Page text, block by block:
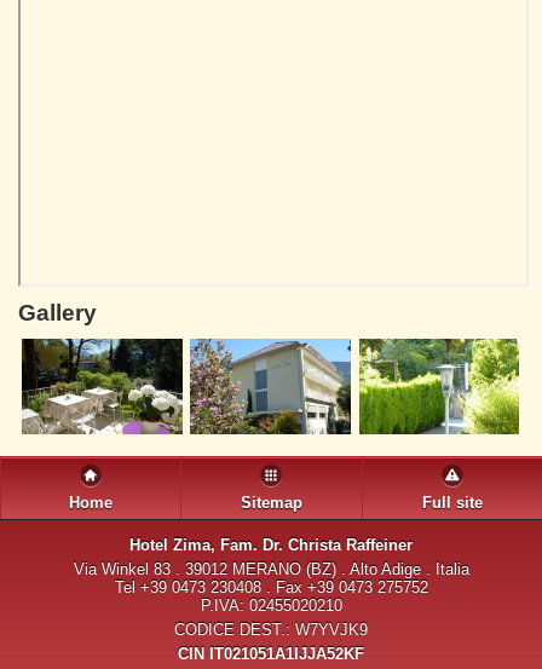
Gallery
Home Sitemap Full site
Hotel Zima, Fam. Dr. Christa Raffeiner
Via Winkel 83 . 39012 MERANO (BZ) . Alto Adige . Italia
Tel +39 0473 230408 . Fax +39 0473 275752
P.IVA: 02455020210
CODICE DEST.: W7YVJK9
CIN IT021051A1IJJA52KF